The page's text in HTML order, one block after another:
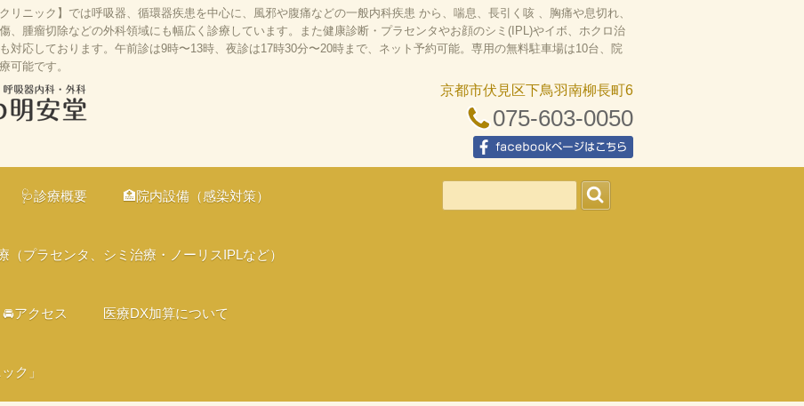
リニック】では呼吸器、循環器疾患を中心に、風邪や腹痛などの一般内科疾患 から、喘息、長引く咳 、胸痛や息切れ、
、腫瘤切除などの外科領域にも幅広く診療しています。また健康診断・プラセンタやお顔のシミ(IPL)やイボ、ホクロ治
対応しております。午前診は9時〜13時、夜診は17時30分〜20時まで、ネット予約可能。専用の無料駐車場は10台、院
可能です。
京都市伏見
診療、オン
バリアフリ
京都市伏見区下鳥羽南柳長町6
075-603-0050
facebookページはこちら
🩺診療概要 🏥院内設備（感染対策）
（プラセンタ、シミ治療・ノーリスIPLなど）
🚘アクセス 医療DX加算について
ク」